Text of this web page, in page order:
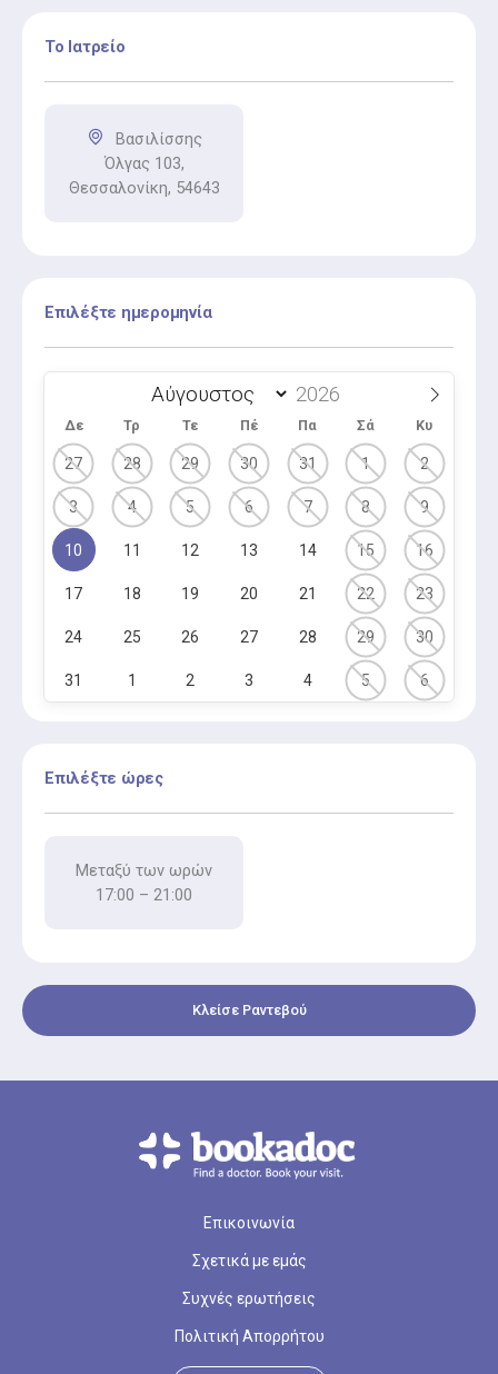
Το Ιατρείο
Βασιλίσσης
Όλγας 103,
Θεσσαλονίκη, 54643
Επιλέξτε ημερομηνία
Δε Τρ Τε Πέ Πα Σά Κυ
27 28 29 30 31 1 2
3 4 5 6 7 8 9
10 11 12 13 14 15 16
17 18 19 20 21 22 23
24 25 26 27 28 29 30
31 1 2 3 4 5 6
Επιλέξτε ώρες
Μεταξύ των ωρών
17:00 – 21:00
Κλείσε Ραντεβού
Επικοινωνία
Σχετικά με εμάς
Συχνές ερωτήσεις
Πολιτική Απορρήτου